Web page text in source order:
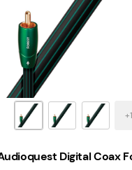
Digital Coax